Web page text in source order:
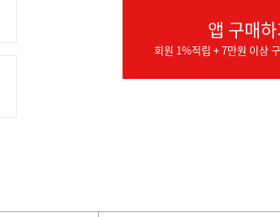
앱 구매
회원 1%적립 + 7만원 이상